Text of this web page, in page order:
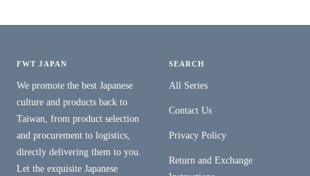
FWT JAPAN
We promote the best Japanese
culture and products back to
Taiwan, from product selection
and procurement to logistics,
directly delivering them to you.
Let the exquisite Japanese
SEARCH
All Series
Contact Us
Privacy Policy
Return and Exchange